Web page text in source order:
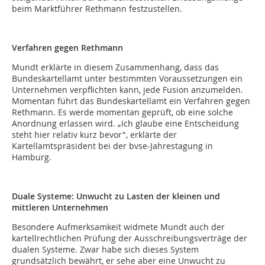
beim Marktführer Rethmann festzustellen.
Verfahren gegen Rethmann
Mundt erklärte in diesem Zusammenhang, dass das
Bundeskartellamt unter bestimmten Voraussetzungen ein
Unternehmen verpflichten kann, jede Fusion anzumelden.
Momentan führt das Bundeskartellamt ein Verfahren gegen
Rethmann. Es werde momentan geprüft, ob eine solche
Anordnung erlassen wird. „Ich glaube eine Entscheidung
steht hier relativ kurz bevor", erklärte der
Kartellamtspräsident bei der bvse-Jahrestagung in
Hamburg.
Duale Systeme: Unwucht zu Lasten der kleinen und
mittleren Unternehmen
Besondere Aufmerksamkeit widmete Mundt auch der
kartellrechtlichen Prüfung der Ausschreibungsverträge der
dualen Systeme. Zwar habe sich dieses System
grundsätzlich bewährt, er sehe aber eine Unwucht zu